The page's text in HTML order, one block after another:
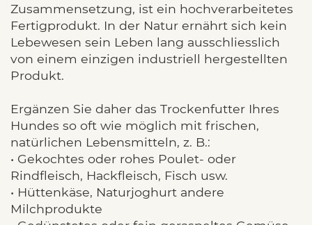
Zusammensetzung, ist ein hochverarbeitetes
Fertigprodukt. In der Natur ernährt sich kein
Lebewesen sein Leben lang ausschliesslich
von einem einzigen industriell hergestellten
Produkt.
Ergänzen Sie daher das Trockenfutter Ihres
Hundes so oft wie möglich mit frischen,
natürlichen Lebensmitteln, z. B.:
• Gekochtes oder rohes Poulet- oder
Rindfleisch, Hackfleisch, Fisch usw.
• Hüttenkäse, Naturjoghurt andere
Milchprodukte